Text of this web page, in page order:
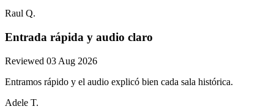
Raul Q.
Entrada rápida y audio claro
Reviewed 03 Aug 2026
Entramos rápido y el audio explicó bien cada sala histórica.
Adele T.